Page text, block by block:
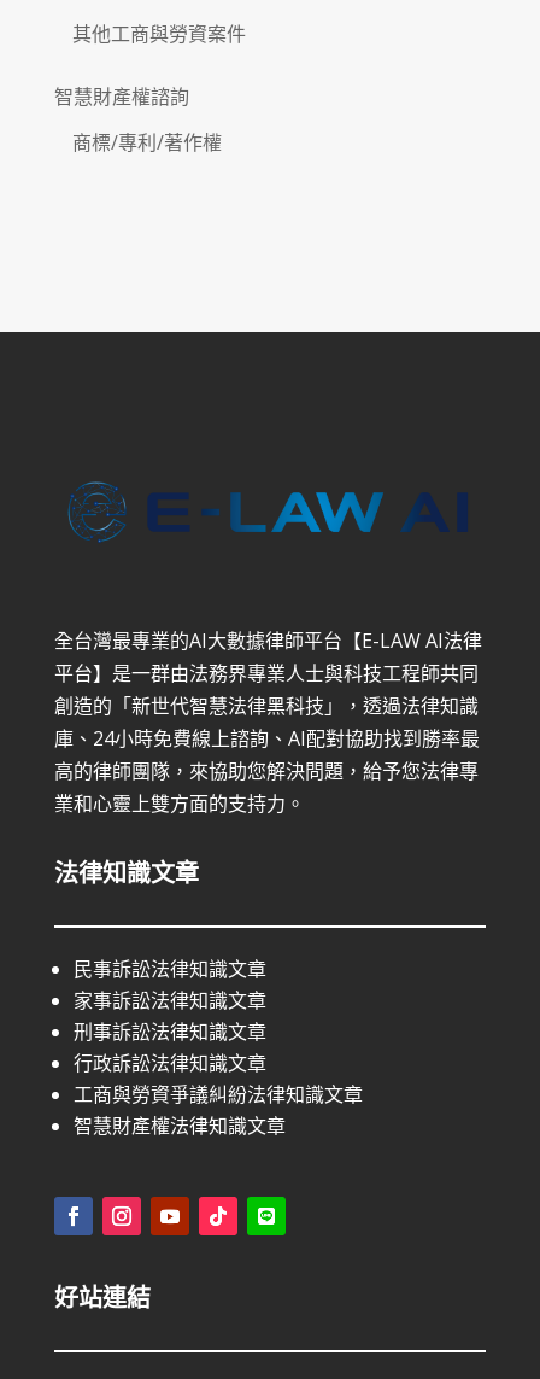
其他工商與勞資案件
智慧財產權諮詢
商標/專利/著作權
全台灣最專業的AI大數據律師平台【E-LAW AI法律
平台】是一群由法務界專業人士與科技工程師共同
創造的「新世代智慧法律黑科技」，透過法律知識
庫、24小時免費線上諮詢、AI配對協助找到勝率最
高的律師團隊，來協助您解決問題，給予您法律專
業和心靈上雙方面的支持力。
法律知識文章
民事訴訟法律知識文章
家事訴訟法律知識文章
刑事訴訟法律知識文章
行政訴訟法律知識文章
工商與勞資爭議糾紛法律知識文章
智慧財產權法律知識文章
好站連結